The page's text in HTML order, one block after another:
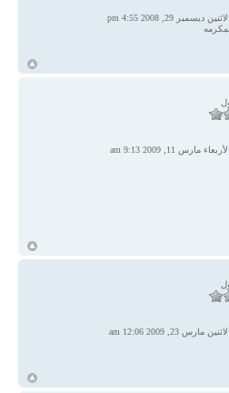
الاثنين ديسمبر 29, 2008 4:55 pm
الأربعاء مارس 11, 2009 9:13 am
الاثنين مارس 23, 2009 12:06 am